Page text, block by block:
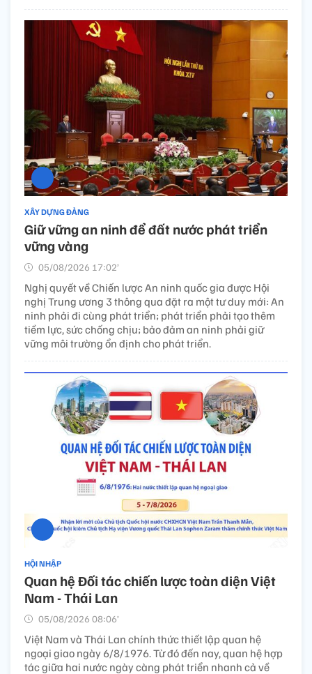
XÂY DỰNG ĐẢNG
Giữ vững an ninh để đất nước phát triển
vững vàng
05/08/2026 17:02’
Nghị quyết về Chiến lược An ninh quốc gia được Hội
nghị Trung ương 3 thông qua đặt ra một tư duy mới: An
ninh phải đi cùng phát triển; phát triển phải tạo thêm
tiềm lực, sức chống chịu; bảo đảm an ninh phải giữ
vững môi trường ổn định cho phát triển.
HỘI NHẬP
Quan hệ Đối tác chiến lược toàn diện Việt
Nam - Thái Lan
05/08/2026 08:06’
Việt Nam và Thái Lan chính thức thiết lập quan hệ
ngoại giao ngày 6/8/1976. Từ đó đến nay, quan hệ hợp
tác giữa hai nước ngày càng phát triển nhanh cả về